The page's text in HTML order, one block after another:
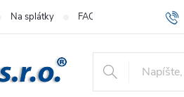
Na splátky FAQ